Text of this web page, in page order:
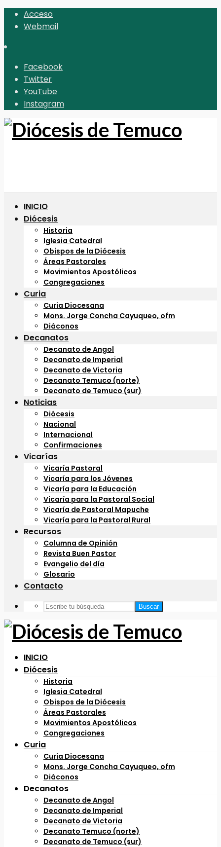
Acceso
Webmail
Facebook
Twitter
YouTube
Instagram
INICIO
Diócesis
Historia
Iglesia Catedral
Obispos de la Diócesis
Áreas Pastorales
Movimientos Apostólicos
Congregaciones
Curia
Curia Diocesana
Mons. Jorge Concha Cayuqueo, ofm
Diáconos
Decanatos
Decanato de Angol
Decanato de Imperial
Decanato de Victoria
Decanato Temuco (norte)
Decanato de Temuco (sur)
Noticias
Diócesis
Nacional
Internacional
Confirmaciones
Vicarías
Vicaría Pastoral
Vicaría para los Jóvenes
Vicaría para la Educación
Vicaría para la Pastoral Social
Vicaría de Pastoral Mapuche
Vicaría para la Pastoral Rural
Recursos
Columna de Opinión
Revista Buen Pastor
Evangelio del día
Glosario
Contacto
Buscar
INICIO
Diócesis
Historia
Iglesia Catedral
Obispos de la Diócesis
Áreas Pastorales
Movimientos Apostólicos
Congregaciones
Curia
Curia Diocesana
Mons. Jorge Concha Cayuqueo, ofm
Diáconos
Decanatos
Decanato de Angol
Decanato de Imperial
Decanato de Victoria
Decanato Temuco (norte)
Decanato de Temuco (sur)